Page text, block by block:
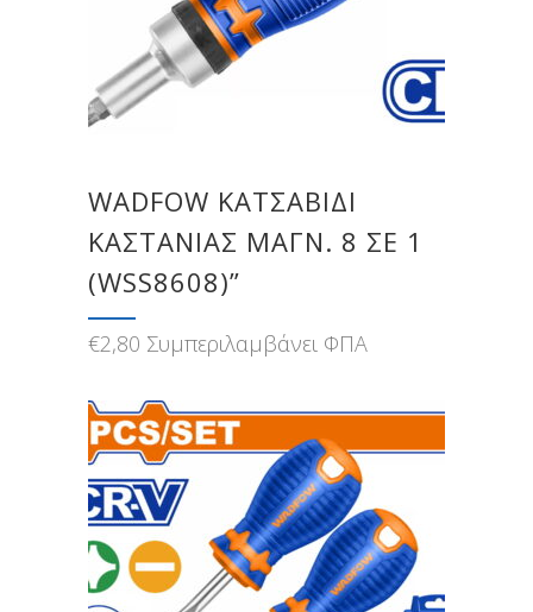
WADFOW ΚΑΤΣΑΒΙΔΙ
ΚΑΣΤΑΝΙΑΣ ΜΑΓΝ. 8 ΣΕ 1
(WSS8608)”
€2,80 Συμπεριλαμβάνει ΦΠΑ